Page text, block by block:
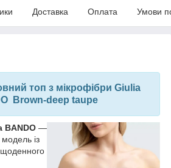
Доставка Оплата Умови
топ з мікрофібри Giulia
Brown-deep taupe
BANDO —
із
щоденного